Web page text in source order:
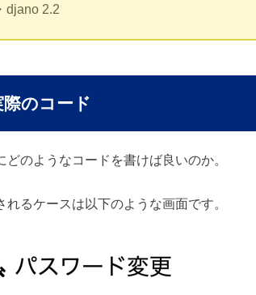
・djano 2.2
際のコード
どのようなコードを書けば良いのか。
れるケースは以下のような画面です。